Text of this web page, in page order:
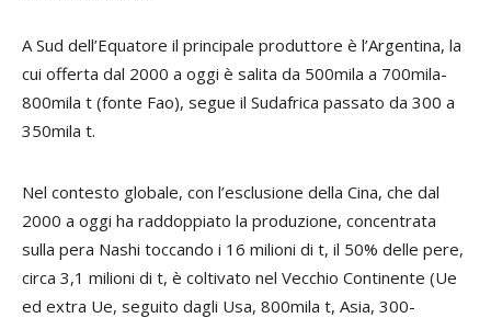
A Sud dell’Equatore il principale produttore è l’Argentina, la
cui offerta dal 2000 a oggi è salita da 500mila a 700mila-
800mila t (fonte Fao), segue il Sudafrica passato da 300 a
350mila t.
Nel contesto globale, con l’esclusione della Cina, che dal
2000 a oggi ha raddoppiato la produzione, concentrata
sulla pera Nashi toccando i 16 milioni di t, il 50% delle pere,
circa 3,1 milioni di t, è coltivato nel Vecchio Continente (Ue
ed extra Ue, seguito dagli Usa, 800mila t, Asia, 300-